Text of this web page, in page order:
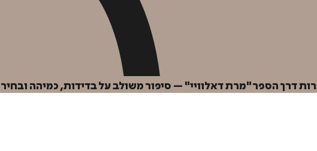
דרך הספר "מרת דאלוויי" – סיפור משולב על בדידות, כמיהה